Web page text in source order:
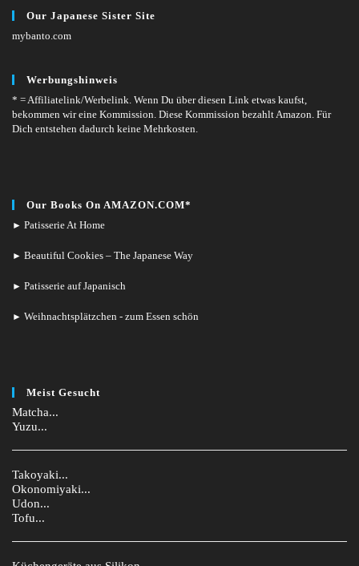
Our Japanese Sister Site
mybanto.com
Werbungshinweis
* = Affiliatelink/Werbelink. Wenn Du über diesen Link etwas kaufst,
bekommen wir eine Kommission. Diese Kommission bezahlt Amazon. Für
Dich entstehen dadurch keine Mehrkosten.
Our Books On AMAZON.COM*
► Patisserie At Home
► Beautiful Cookies – The Japanese Way
► Patisserie auf Japanisch
► Weihnachtsplätzchen - zum Essen schön
Meist Gesucht
Matcha...
Yuzu...
Takoyaki...
Okonomiyaki...
Udon...
Tofu...